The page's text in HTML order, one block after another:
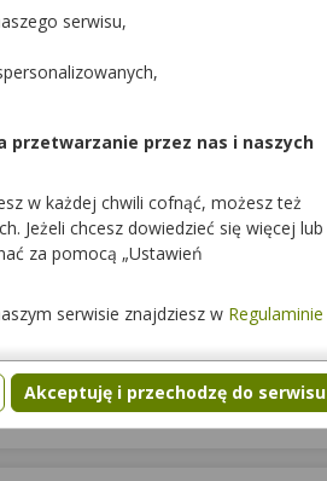
Autor
serwisu,
przetwarzanie przez nas i naszych
w każdej chwili cofnąć, możesz też
Jeżeli chcesz dowiedzieć się więcej lub
za pomocą „Ustawień
serwisie znajdziesz w Regulaminie
Akceptuję i przechodzę do serwisu